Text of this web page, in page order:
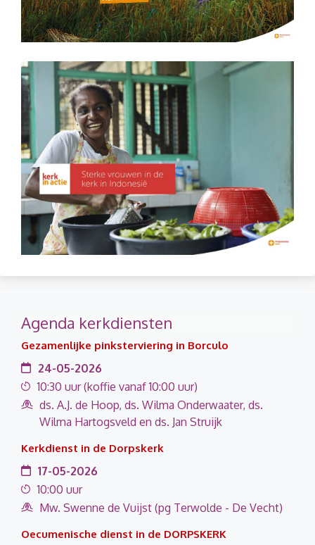
Agenda kerkdiensten
Gezamenlijke pinksterviering in Borculo
24-05-2026
10:30 uur (koffie vanaf 10:00 uur)
ds. A.J. de Hoop, ds. Wilma Onderwaater, ds.
Wilma Hartogsveld en ds. Jan Struijk
Kerkdienst in de Dorpskerk
17-05-2026
10:00 uur
Mw. Swenne de Vuijst (pg Terwolde - De Vecht)
Oecumenische dienst in de DORPSKERK